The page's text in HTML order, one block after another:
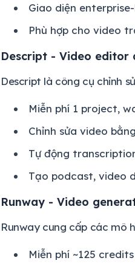
Giao diện
Phù hợp cho video
Descript - Video
Descript là công cụ chỉnh
Miễn phí 1 project,
Chỉnh sửa video
Tự động
Tạo podcast, video
Runway - Video
Runway cung cấp các mô
Miễn phí ~125